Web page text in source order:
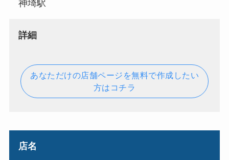
神埼駅
詳細
あなただけの店舗ページを無料で作成したい
方はコチラ
店名